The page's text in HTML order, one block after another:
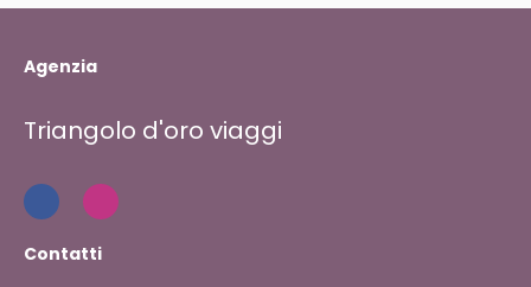
Agenzia
Triangolo d'oro viaggi
Contatti